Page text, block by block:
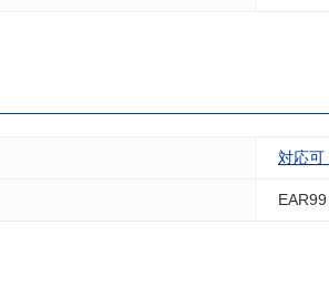
対応可
EAR99